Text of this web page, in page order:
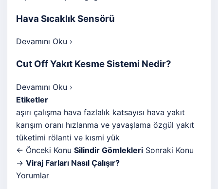
Hava Sıcaklık Sensörü
Devamını Oku ›
Cut Off Yakıt Kesme Sistemi Nedir?
Devamını Oku ›
Etiketler
aşırı çalışma hava fazlalık katsayısı hava yakıt
karışım oranı hızlanma ve yavaşlama özgül yakıt
tüketimi rölanti ve kısmi yük
← Önceki Konu Silindir Gömlekleri Sonraki Konu
→ Viraj Farları Nasıl Çalışır?
Yorumlar